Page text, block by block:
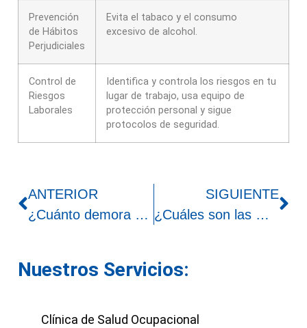
Prevención
de Hábitos
Perjudiciales
Evita el tabaco y el consumo
excesivo de alcohol.
Control de
Riesgos
Laborales
Identifica y controla los riesgos en tu
lugar de trabajo, usa equipo de
protección personal y sigue
protocolos de seguridad.
ANTERIOR
¿Cuánto demora un examen EMO?
SIGUIENTE
¿Cuáles son las mejores clínicas médicas ocupacionales en Lima?
Nuestros Servicios:
Clínica de Salud Ocupacional